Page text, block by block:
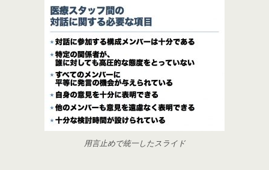
用言止めで統一したスライド